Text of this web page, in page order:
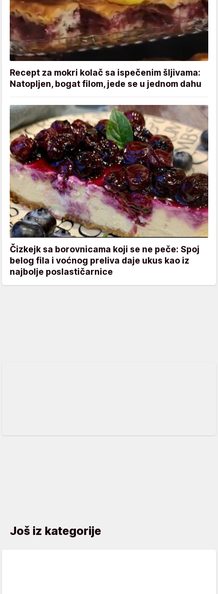
Recept za mokri kolač sa ispečenim šljivama:
Natopljen, bogat filom, jede se u jednom dahu
Čizkejk sa borovnicama koji se ne peče: Spoj
belog fila i voćnog preliva daje ukus kao iz
najbolje poslastičarnice
Još iz kategorije